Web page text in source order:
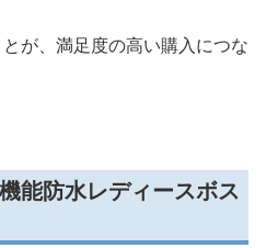
が、満足度の高い購入につな
能防水レディースボス